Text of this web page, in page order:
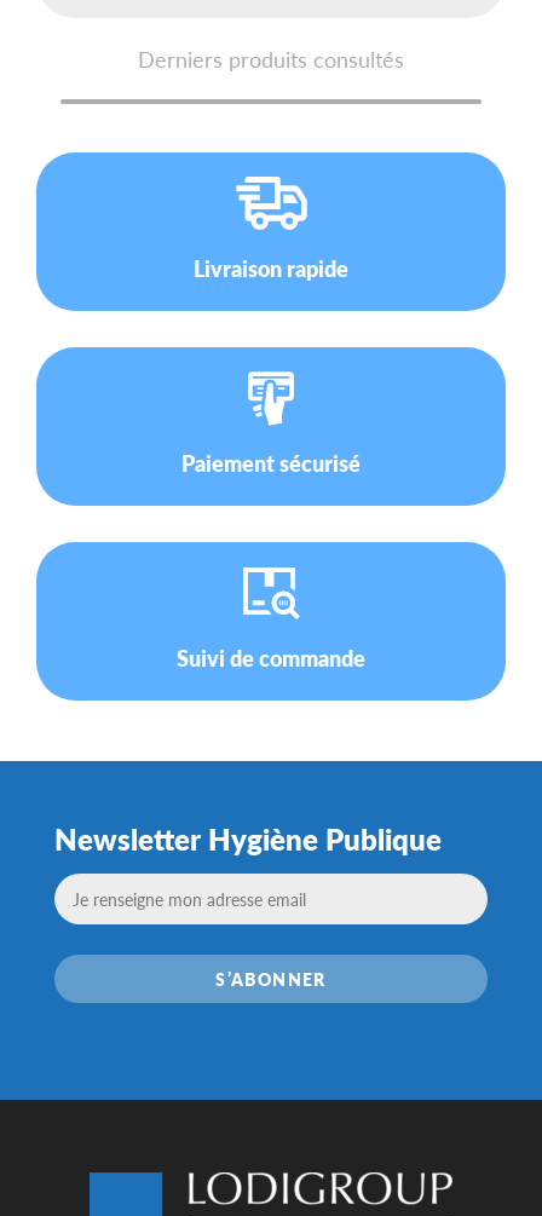
Derniers produits consultés
Livraison rapide
Paiement sécurisé
Suivi de commande
Newsletter Hygiène Publique
S’ABONNER